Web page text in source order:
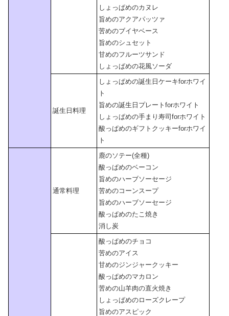
しょっぱめのカヌレ
旨めのアクアパッツァ
苦めのブイヤベース
旨めのシュセット
甘めのフルーツサンド
しょっぱめの花風ソーダ
誕生日料理
しょっぱめの誕生日ケーキforホワイ
ト
旨めの誕生日プレートforホワイト
しょっぱめの手まり寿司forホワイト
酸っぱめのギフトクッキーforホワイ
ト
通常料理
鹿のソテー(全種)
酸っぱめのベーコン
旨めのハーブソーセージ
苦めのコーンスープ
旨めのハーブソーセージ
酸っぱめのたこ焼き
消し炭
酸っぱめのチョコ
苦めのアイス
甘めのジンジャークッキー
酸っぱめのマカロン
苦めの山羊肉の直火焼き
しょっぱめのローズクレープ
旨めのアスピック